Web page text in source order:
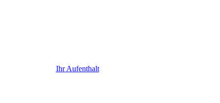
Ihr Aufenthalt